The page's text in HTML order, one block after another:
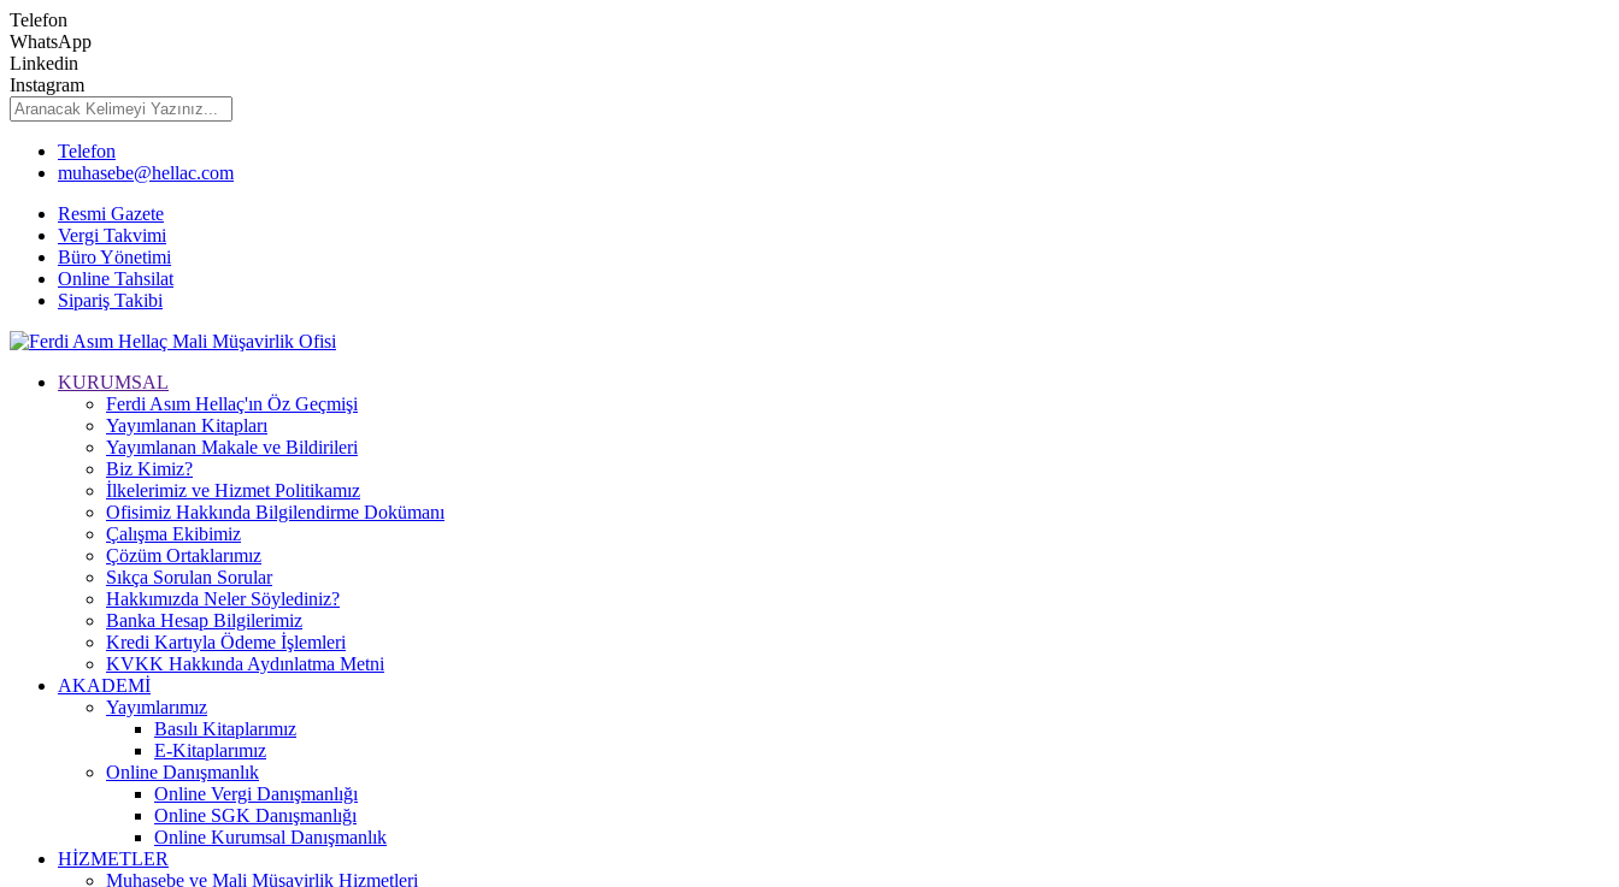
Telefon
WhatsApp
Linkedin
Instagram
Telefon
muhasebe@hellac.com
Resmi Gazete
Vergi Takvimi
Büro Yönetimi
Online Tahsilat
Sipariş Takibi
KURUMSAL
Ferdi Asım Hellaç'ın Öz Geçmişi
Yayımlanan Kitapları
Yayımlanan Makale ve Bildirileri
Biz Kimiz?
İlkelerimiz ve Hizmet Politikamız
Ofisimiz Hakkında Bilgilendirme Dokümanı
Çalışma Ekibimiz
Çözüm Ortaklarımız
Sıkça Sorulan Sorular
Hakkımızda Neler Söylediniz?
Banka Hesap Bilgilerimiz
Kredi Kartıyla Ödeme İşlemleri
KVKK Hakkında Aydınlatma Metni
AKADEMİ
Yayımlarımız
Basılı Kitaplarımız
E-Kitaplarımız
Online Danışmanlık
Online Vergi Danışmanlığı
Online SGK Danışmanlığı
Online Kurumsal Danışmanlık
HİZMETLER
Muhasebe ve Mali Müşavirlik Hizmetleri